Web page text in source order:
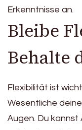
Erkenntnisse an.
Bleibe
Behalte
Flexibilität ist
Wesentliche
Augen. Du